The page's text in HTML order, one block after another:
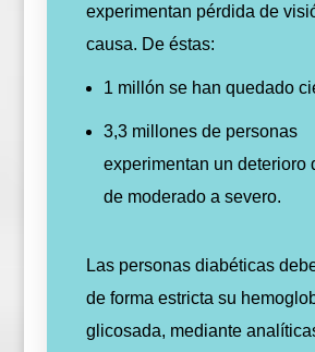
experimentan pérdida de
causa. De éstas:
1 millón se han quedado
3,3 millones de personas
experimentan un deterioro
de moderado a severo.
Las personas diabéticas
de forma estricta su
glicosada, mediante